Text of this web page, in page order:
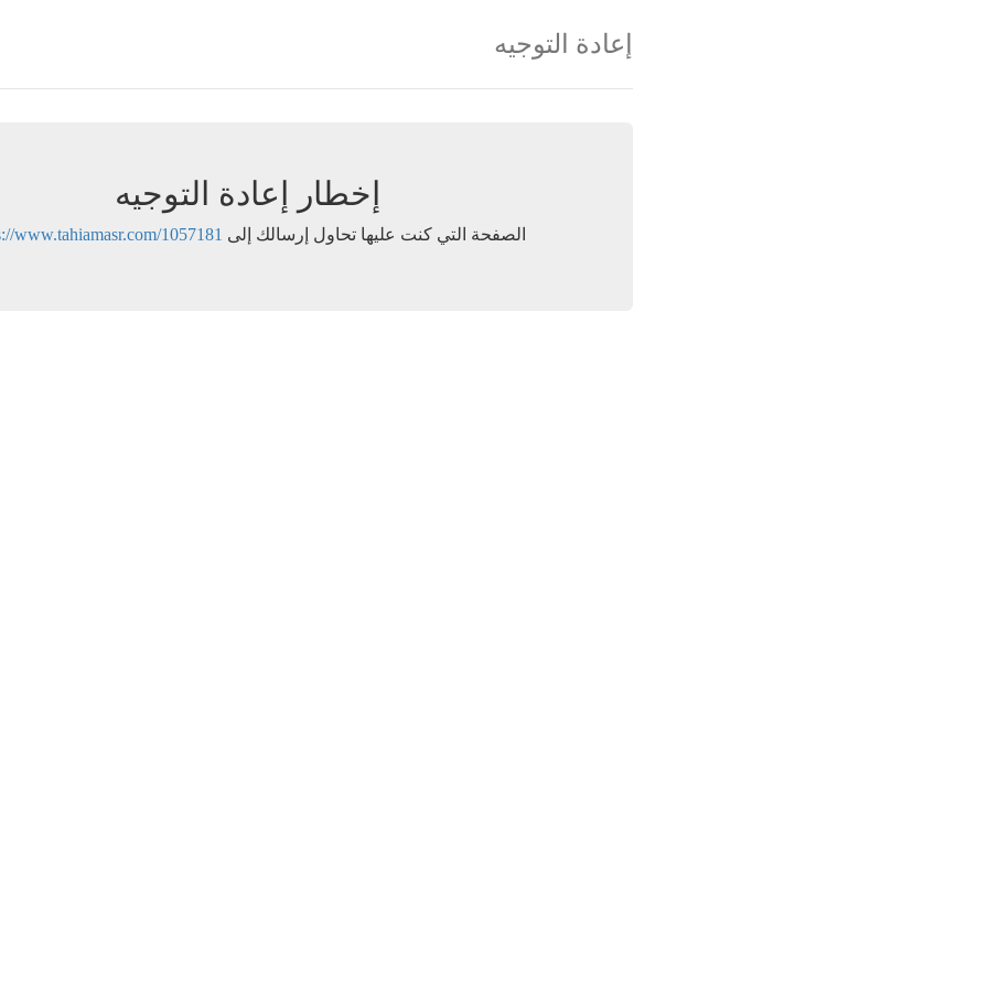
إعادة التوجيه
إخطار إعادة التوجيه
الصفحة التي كنت عليها تحاول إرسالك إلى www.tahiamasr.com/1057181